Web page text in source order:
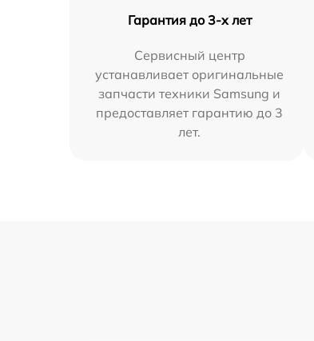
Гарантия до 3-х лет
Сервисный центр
устанавливает оригинальные
запчасти техники Samsung и
предоставляет гарантию до 3
лет.